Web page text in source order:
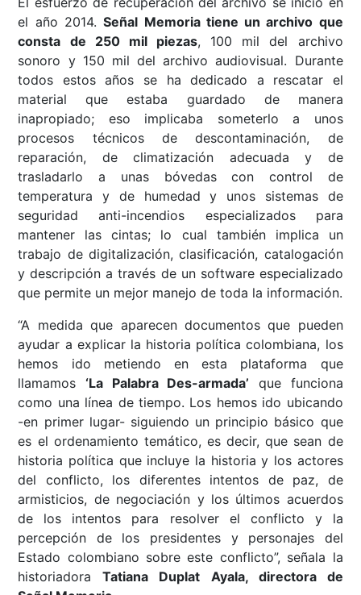
el año 2014.Señal Memoria tiene un archivo que
consta de 250 mil piezas, 100 mil del archivo
sonoro y 150 mil del archivo audiovisual. Durante
todos estos años se ha dedicado a rescatar el
material que estaba guardado de manera
inapropiado; eso implicaba someterlo a unos
procesos técnicos de descontaminación, de
reparación, de climatización adecuada y de
trasladarlo a unas bóvedas con control de
temperatura y de humedad y unos sistemas de
seguridad anti-incendios especializados para
mantener las cintas; lo cual también implica un
trabajo de digitalización, clasificación, catalogación
y descripción a través de un software especializado
que permite un mejor manejo de toda la información.
“A medida que aparecen documentos que pueden
ayudar a explicar la historia política colombiana, los
hemos ido metiendo en esta plataforma que
llamamos‘La Palabra Des-armada’ que funciona
como una línea de tiempo. Los hemos ido ubicando
-en primer lugar- siguiendo un principio básico que
es el ordenamiento temático, es decir, que sean de
historia política que incluye la historia y los actores
del conflicto, los diferentes intentos de paz, de
armisticios, de negociación y los últimos acuerdos
de los intentos para resolver el conflicto y la
percepción de los presidentes y personajes del
Estado colombiano sobre este conflicto”, señala la
historiadoraTatiana Duplat Ayala, directora de